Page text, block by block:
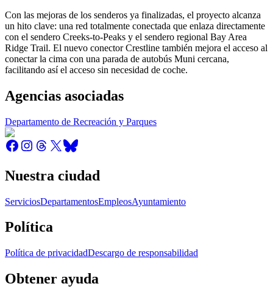
Con las mejoras de los senderos ya finalizadas, el proyecto alcanza
un hito clave: una red totalmente conectada que enlaza directamente
con el sendero Creeks-to-Peaks y el sendero regional Bay Area
Ridge Trail. El nuevo conector Crestline también mejora el acceso al
conectar la cima con una parada de autobús Muni cercana,
facilitando así el acceso sin necesidad de coche.
Agencias asociadas
Departamento de Recreación y Parques
Nuestra ciudad
ServiciosDepartamentosEmpleosAyuntamiento
Política
Política de privacidadDescargo de responsabilidad
Obtener ayuda